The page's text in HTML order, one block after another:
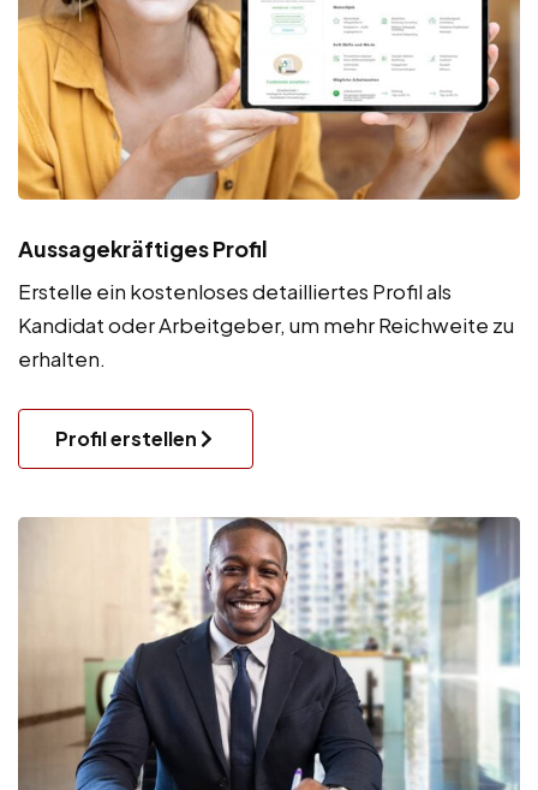
Aussagekräftiges Profil
Erstelle ein kostenloses detailliertes Profil als
Kandidat oder Arbeitgeber, um mehr Reichweite zu
erhalten.
Profil erstellen